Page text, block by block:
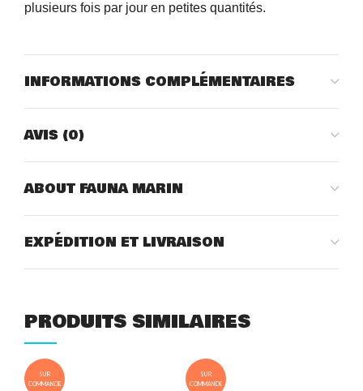
plusieurs fois par jour en petites quantités.
INFORMATIONS COMPLÉMENTAIRES
AVIS (0)
ABOUT FAUNA MARIN
EXPÉDITION ET LIVRAISON
PRODUITS SIMILAIRES
SUR
COMMANDE
SUR
COMMANDE